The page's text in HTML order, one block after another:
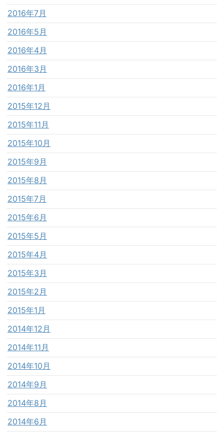
2016年7月
2016年5月
2016年4月
2016年3月
2016年1月
2015年12月
2015年11月
2015年10月
2015年9月
2015年8月
2015年7月
2015年6月
2015年5月
2015年4月
2015年3月
2015年2月
2015年1月
2014年12月
2014年11月
2014年10月
2014年9月
2014年8月
2014年6月